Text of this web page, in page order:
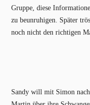
Gruppe, diese
zu beunruhigen. Später
noch nicht den richtigen
Sandy will mit Simon